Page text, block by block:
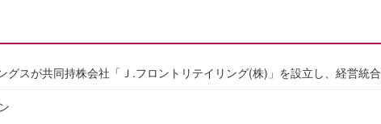
グスが共同持株会社「Ｊ.フロントリテイリング(株)」を設立し、経営統合